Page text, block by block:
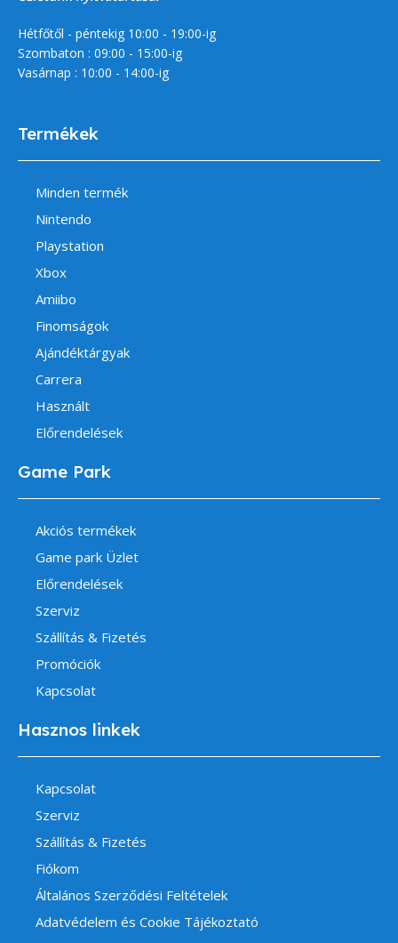
Hétfőtől - péntekig 10:00 - 19:00-ig
Szombaton : 09:00 - 15:00-ig
Vasárnap : 10:00 - 14:00-ig
Termékek
Minden termék
Nintendo
Playstation
Xbox
Amiibo
Finomságok
Ajándéktárgyak
Carrera
Használt
Előrendelések
Game Park
Akciós termékek
Game park Üzlet
Előrendelések
Szerviz
Szállítás & Fizetés
Promóciók
Kapcsolat
Hasznos linkek
Kapcsolat
Szerviz
Szállítás & Fizetés
Fiókom
Általános Szerződési Feltételek
Adatvédelem és Cookie Tájékoztató